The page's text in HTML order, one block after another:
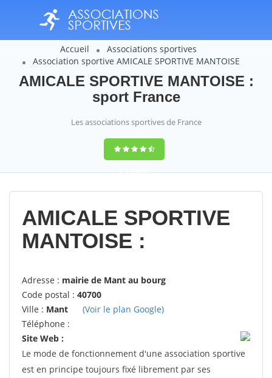
Accueil
Associations sportives
Association sportive AMICALE SPORTIVE MANTOISE
AMICALE SPORTIVE MANTOISE :
sport France
Les associations sportives de France
9,4(100%)
14358votes
AMICALE SPORTIVE
MANTOISE :
Adresse : mairie de Mant au bourg
Code postal : 40700
Ville : Mant
(Voir le plan Google)
Téléphone :
Site Web :
Le mode de fonctionnement d'une association sportive
est en principe toujours fixé librement par ses